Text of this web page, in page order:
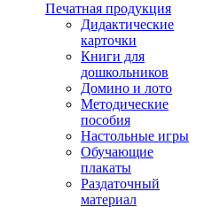
Печатная продукция
Дидактические
карточки
Книги для
дошкольников
Домино и лото
Методические
пособия
Настольные игры
Обучающие
плакаты
Раздаточный
материал